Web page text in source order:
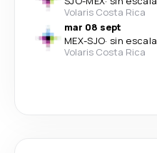
Volaris Costa Rica
mar 08 sept
MEX-SJO· sin escala
Volaris Costa Rica